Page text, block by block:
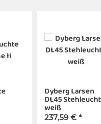
Dyberg Larsen
DL45
weiß
237,59 € *